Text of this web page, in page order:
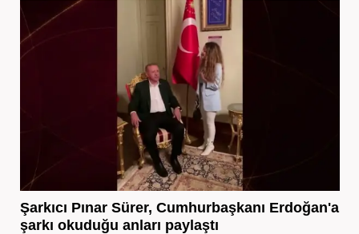
Şarkıcı Pınar Sürer, Cumhurbaşkanı Erdoğan'a
şarkı okuduğu anları paylaştı